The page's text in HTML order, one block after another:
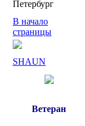
Петербург
В начало
страницы
SHAUN
Ветеран